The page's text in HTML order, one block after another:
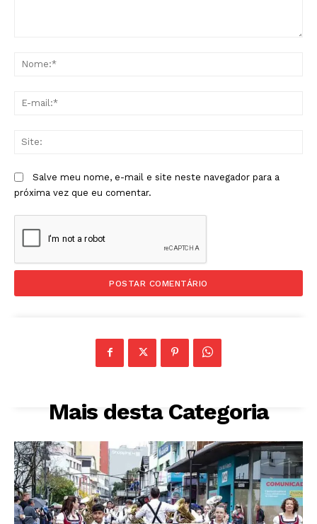
Salve meu nome, e-mail e site neste navegador para a
próxima vez que eu comentar.
Mais desta Categoria